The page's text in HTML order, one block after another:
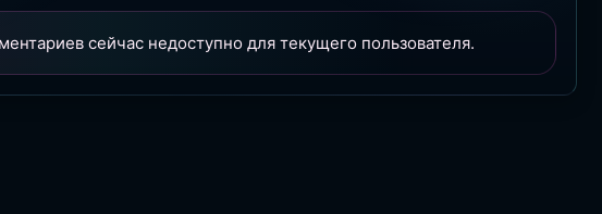
сейчас недоступно для текущего пользователя.